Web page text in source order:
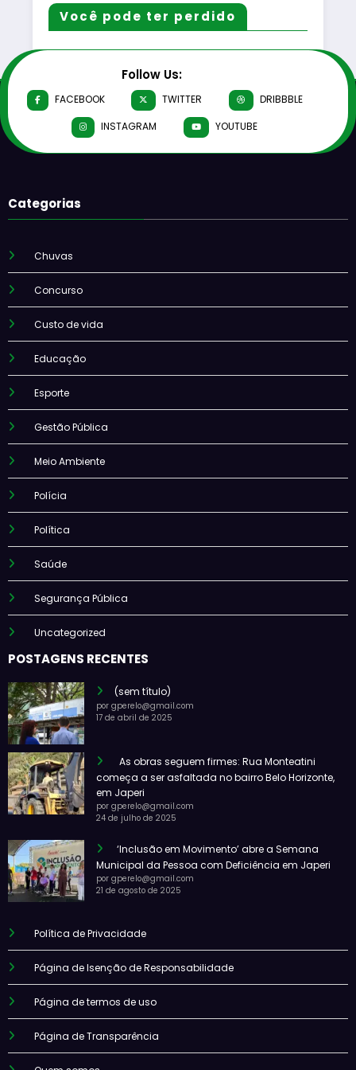
Você pode ter perdido
Follow Us:
FACEBOOK TWITTER
DRIBBBLE
INSTAGRAM
YOUTUBE
Categorias
Chuvas
Concurso
Custo de vida
Educação
Esporte
Gestão Pública
Meio Ambiente
Polícia
Política
Saúde
Segurança Pública
Uncategorized
POSTAGENS RECENTES
(sem título)
por gperelo@gmail.com
17 de abril de 2025
As obras seguem firmes: Rua Monteatini
começa a ser asfaltada no bairro Belo Horizonte,
em Japeri
por gperelo@gmail.com
24 de julho de 2025
‘Inclusão em Movimento’ abre a Semana
Municipal da Pessoa com Deficiência em Japeri
por gperelo@gmail.com
21 de agosto de 2025
Política de Privacidade
Página de Isenção de Responsabilidade
Página de termos de uso
Página de Transparência